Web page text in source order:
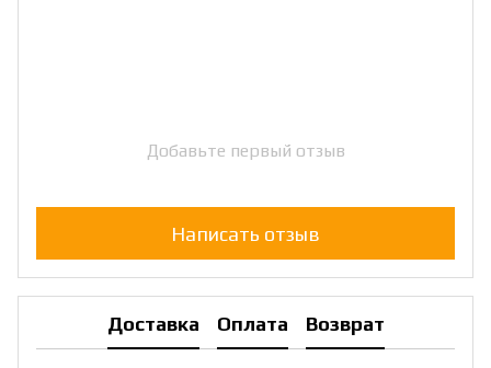
Добавьте первый отзыв
Написать отзыв
Доставка Оплата Возврат